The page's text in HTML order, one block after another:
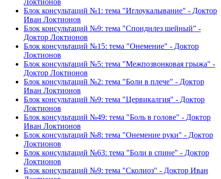
Локтионов
Блок консультаций №1: тема "Иглоукалывание" - Доктор
Иван Локтионов
Блок консультаций №9: тема "Спондилез шейный" -
Доктор Локтионов
Блок консультаций №15: тема "Онемение" - Доктор
Локтионов
Блок консультаций №5: тема "Межпозвонковая грыжа" -
Доктор Локтионов
Блок консультаций №2: тема "Боли в плече" - Доктор
Иван Локтионов
Блок консультаций №9: тема "Цервикалгия" - Доктор
Локтионов
Блок консультаций №49: тема "Боль в голове" - Доктор
Иван Локтионов
Блок консультаций №8: тема "Онемение руки" - Доктор
Локтионов
Блок консультаций №63: тема "Боли в спине" - Доктор
Локтионов
Блок консультаций №9: тема "Сколиоз" - Доктор Иван